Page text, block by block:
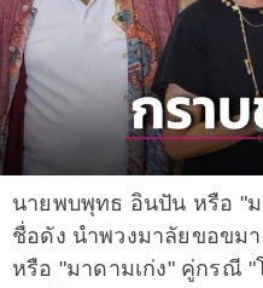
นายพบพุทธ อินปัน หรือ "ม
ชื่อดัง นำพวงมาลัยขอขม
หรือ "มาดามเก่ง" คู่กรณี